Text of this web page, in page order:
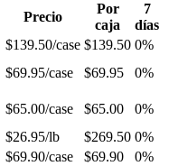
Precio
Por
caja
7
días
$139.50/case $139.50 0%
$69.95/case $69.95
0%
$65.00/case $65.00
0%
$26.95/lb $269.50 0%
$69.90/case $69.90
0%